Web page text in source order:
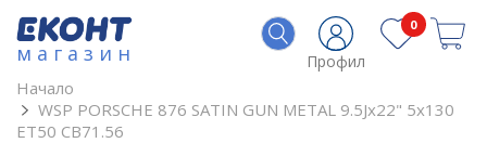
магазин Профил
0
Начало
WSP PORSCHE 876 SATIN GUN METAL 9.5Jx22" 5x130
ET50 CB71.56